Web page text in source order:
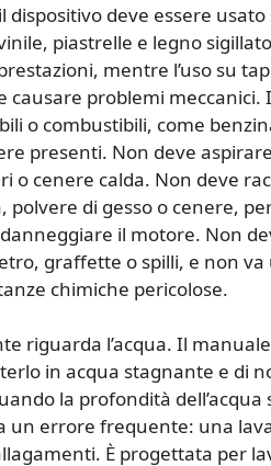
dispositivo deve essere
piastrelle e legno
mentre l’uso su
causare problemi
o combustibili, come
presenti. Non deve
o cenere calda. Non deve
polvere di gesso o cenere,
il motore. Non
graffette o spilli, e non
chimiche pericolose.
riguarda l’acqua. Il
in acqua stagnante e di
la profondità
un errore frequente: una
È progettata per